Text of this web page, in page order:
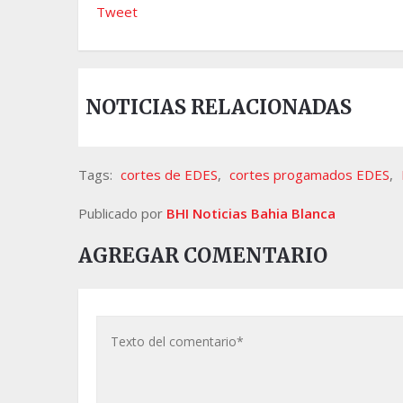
Tweet
NOTICIAS RELACIONADAS
Tags: cortes de EDES, cortes progamados EDES,
Publicado por BHI Noticias Bahia Blanca
AGREGAR COMENTARIO